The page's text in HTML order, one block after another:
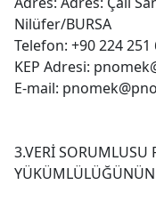
Nilüfer/BURSA
Telefon: +90 224 251
KEP Adresi:
E-mail:
3.VERİ SORUMLUSU